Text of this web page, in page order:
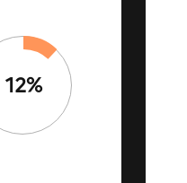
12%